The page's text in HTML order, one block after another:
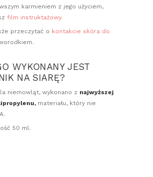
karmieniem z jego użyciem,
film instruktażowy.
przeczytać o kontakcie skóra do
WYKONANY JEST
NA SIARĘ?
niemowląt, wykonano z najwyższej
materiału, który nie
50 ml.